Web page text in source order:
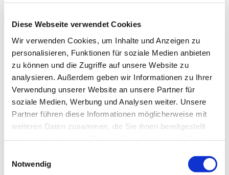
Diese Webseite verwendet Cookies
Wir verwenden Cookies, um Inhalte und Anzeigen zu
personalisieren, Funktionen für soziale Medien anbieten
zu können und die Zugriffe auf unsere Website zu
analysieren. Außerdem geben wir Informationen zu Ihrer
Verwendung unserer Website an unsere Partner für
soziale Medien, Werbung und Analysen weiter. Unsere
Partner führen diese Informationen möglicherweise mit
weiteren Daten zusammen, die Sie ihnen bereitgestellt
Notwendig